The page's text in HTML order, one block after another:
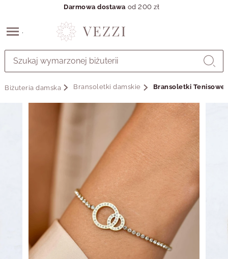
GŁÓWNEJ
MENU
Darmowa dostawa od 200 zł
Biżuteria damska Bransoletki damskie Bransoletki Tenisowe